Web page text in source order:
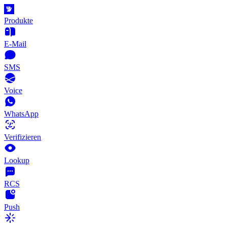
Produkte
E-Mail
SMS
Voice
WhatsApp
Verifizieren
Lookup
RCS
Push